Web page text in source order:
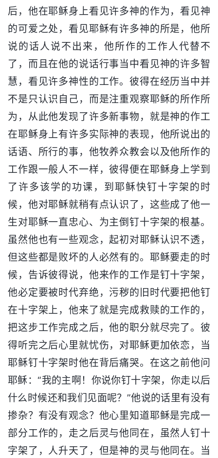
后，他在耶稣身上看见许多神的作为，看见神
的可爱之处，看见耶稣有许多神的所是，他所
说的话人说不出来，他所作的工作人代替不
了，而且在他的说话行事当中看见神的许多智
慧，看见许多神性的工作。彼得在经历当中并
不是只认识自己，而是注重观察耶稣的所作所
为，从此他发现了许多新事物，就是神的作工
在耶稣身上有许多实际神的表现，他所说出的
话语、所行的事，他牧养众教会以及他所作的
工作跟一般人不一样，彼得便在耶稣身上学到
了许多该学的功课，到耶稣快钉十字架的时
候，他对耶稣就稍有点认识了，这些成了他一
生对耶稣一直忠心、为主倒钉十字架的根基。
虽然他也有一些观念，起初对耶稣认识不透，
但这些都是败坏的人必然有的。耶稣要走的时
候，告诉彼得说，他来作的工作是钉十字架，
他必定要被时代弃绝，污秽的旧时代要把他钉
在十字架上，他来了就是完成救赎的工作的，
把这步工作完成之后，他的职分就尽完了。彼
得听完之后心里就忧伤，对耶稣更加依恋，当
耶稣钉十字架时他在背后痛哭。在这之前他问
耶稣：“我的主啊！你说你钉十字架，你走以后
什么时候还和我们见面呢？”他说的话里有没有
掺杂？有没有观念？他心里知道耶稣是完成一
部分工作的，走之后灵与他同在，虽然人钉十
字架了，人升天了，但是神的灵与他同在。当